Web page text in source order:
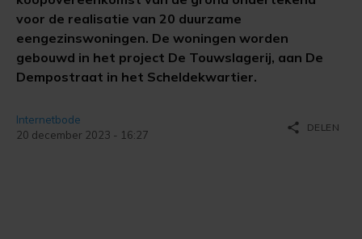
voor de realisatie van 20 duurzame
eengezinswoningen. De woningen worden
gebouwd in het project De Touwslagerij, aan De
Dempostraat in het Scheldekwartier.
Internetbode
20 december 2023 - 16:27
share DELEN